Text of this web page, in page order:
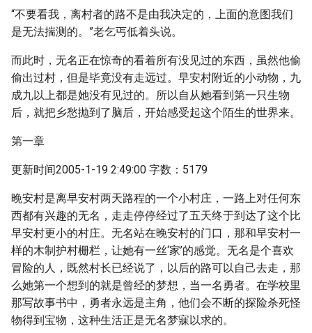
“不要看我，离村者的路不是由我决定的，上面的意图我们
是无法揣测的。”老乞丐低着头说。
而此时，无名正在惊奇的看着所有没见过的东西，虽然他偷
偷出过村，但是毕竟没有走远过。早安村附近的小动物，九
成九以上都是她没有见过的。所以自从她看到第一只生物
后，就把乡愁抛到了脑后，开始感受起这个陌生的世界来。
第一章
更新时间2005-1-19 2:49:00 字数：5179
晚安村是离早安村两天路程的一个小村庄，一路上对任何东
西都有兴趣的无名，走走停停经过了五天终于到达了这个比
早安村更小的村庄。无名站在晚安村的门口，那和早安村一
样的木制护村栅栏，让她有一丝‘家’的感觉。无名是个喜欢
冒险的人，既然村长已经说了，以后的路可以自己去走，那
么她第一个想到的就是曾经的梦想，当一名勇者。在学校里
那写故事书中，勇者永远是主角，他们会不断的探险杀死怪
物得到宝物，这种生活正是无名梦寐以求的。